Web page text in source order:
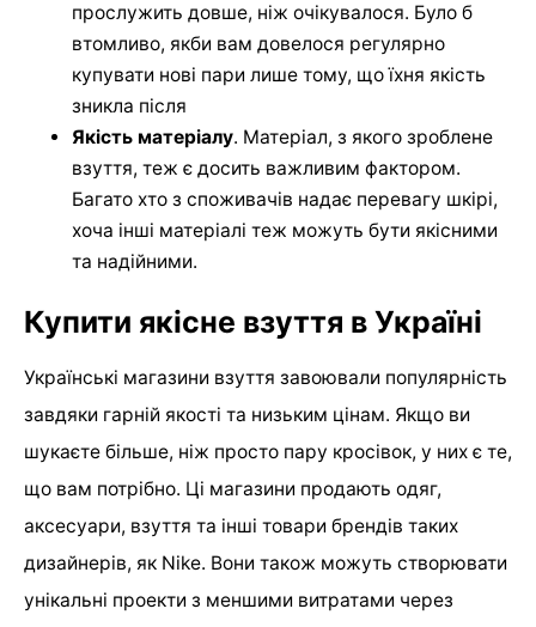
прослужить довше, ніж очікувалося. Було б
втомливо, якби вам довелося регулярно
купувати нові пари лише тому, що їхня якість
зникла після
Якість матеріалу. Матеріал, з якого зроблене
взуття, теж є досить важливим фактором.
Багато хто з споживачів надає перевагу шкірі,
хоча інші матеріалі теж можуть бути якісними
та надійними.
Купити якісне взуття в Україні
Українські магазини взуття завоювали популярність
завдяки гарній якості та низьким цінам. Якщо ви
шукаєте більше, ніж просто пару кросівок, у них є те,
що вам потрібно. Ці магазини продають одяг,
аксесуари, взуття та інші товари брендів таких
дизайнерів, як Nike. Вони також можуть створювати
унікальні проекти з меншими витратами через